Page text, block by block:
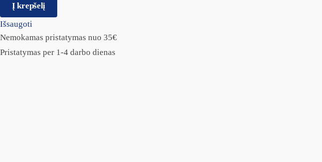
Į krepšelį
Išsaugoti
Nemokamas pristatymas nuo 35€
Pristatymas per 1-4 darbo dienas